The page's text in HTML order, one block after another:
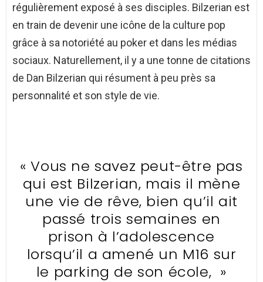
régulièrement exposé à ses disciples. Bilzerian est
en train de devenir une icône de la culture pop
grâce à sa notoriété au poker et dans les médias
sociaux. Naturellement, il y a une tonne de citations
de Dan Bilzerian qui résument à peu près sa
personnalité et son style de vie.
« Vous ne savez peut-être pas
qui est Bilzerian, mais il mène
une vie de rêve, bien qu’il ait
passé trois semaines en
prison à l’adolescence
lorsqu’il a amené un M16 sur
le parking de son école, »